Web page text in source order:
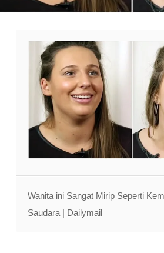
Wanita ini Sangat Mirip Seperti
Saudara | Dailymail